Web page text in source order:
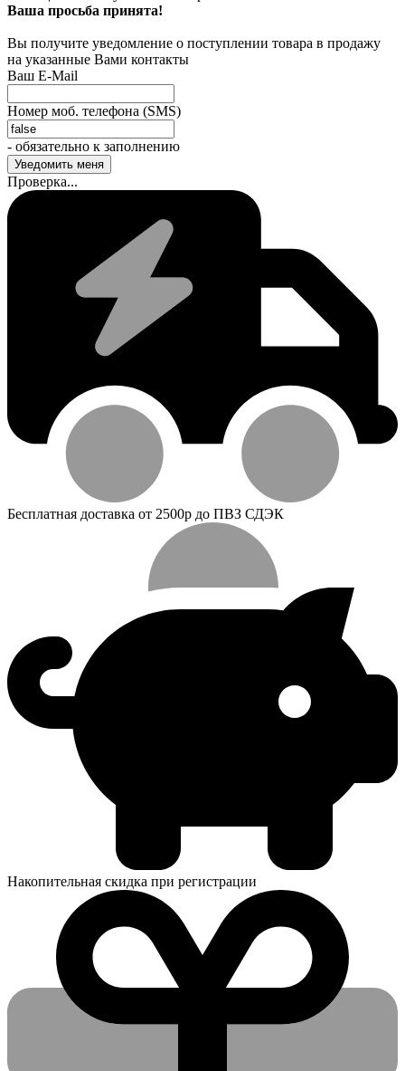
Ваша просьба принята!
Вы получите уведомление о поступлении товара в продажу
на указанные Вами контакты
Ваш E-Mail
Номер моб. телефона (SMS)
- обязательно к заполнению
Проверка...
Бесплатная доставка от 2500р до ПВЗ СДЭК
Накопительная скидка при регистрации